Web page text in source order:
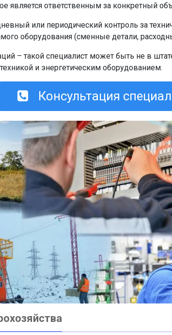
является ответственным за конкретный
или периодический контроль за
оборудования (сменные детали,
– такой специалист может быть не в
и энергетическим оборудованием.
Консультация